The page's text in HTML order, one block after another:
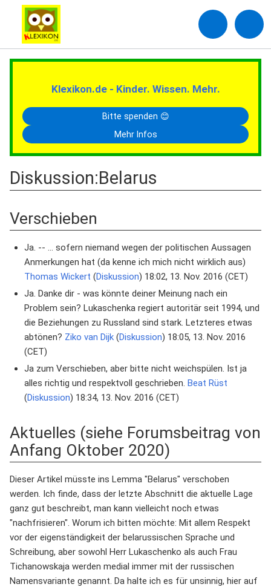
Klexikon.de - Kinder. Wissen. Mehr.
Bitte spenden 😊
Mehr Infos
Diskussion:Belarus
Verschieben
Ja. -- ... sofern niemand wegen der politischen Aussagen
Anmerkungen hat (da kenne ich mich nicht wirklich aus)
Thomas Wickert (Diskussion) 18:02, 13. Nov. 2016 (CET)
Ja. Danke dir - was könnte deiner Meinung nach ein
Problem sein? Lukaschenka regiert autoritär seit 1994, und
die Beziehungen zu Russland sind stark. Letzteres etwas
abtönen? Ziko van Dijk (Diskussion) 18:05, 13. Nov. 2016
(CET)
Ja zum Verschieben, aber bitte nicht weichspülen. Ist ja
alles richtig und respektvoll geschrieben. Beat Rüst
(Diskussion) 18:34, 13. Nov. 2016 (CET)
Aktuelles (siehe Forumsbeitrag von
Anfang Oktober 2020)
Dieser Artikel müsste ins Lemma "Belarus" verschoben
werden. Ich finde, dass der letzte Abschnitt die aktuelle Lage
ganz gut beschreibt, man kann vielleicht noch etwas
"nachfrisieren". Worum ich bitten möchte: Mit allem Respekt
vor der eigenständigkeit der belarussischen Sprache und
Schreibung, aber sowohl Herr Lukaschenko als auch Frau
Tichanowskaja werden medial immer mit der russischen
Namensvariante genannt. Da halte ich es für unsinnig, hier auf